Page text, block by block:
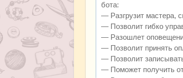
бота:
— Разгрузит мастера,
— Позволит гибко
— Разошлет
— Позволит принять
— Позволит
— Поможет получить